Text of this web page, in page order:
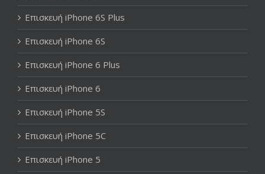
Επισκευή iPhone 6S Plus
Επισκευή iPhone 6S
Επισκευή iPhone 6 Plus
Επισκευή iPhone 6
Επισκευή iPhone 5S
Επισκευή iPhone 5C
Επισκευή iPhone 5